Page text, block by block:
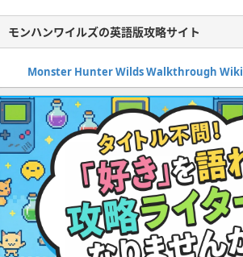
モンハンワイルズの英語版攻略サイト
Monster Hunter Wilds Walkthrough Wiki